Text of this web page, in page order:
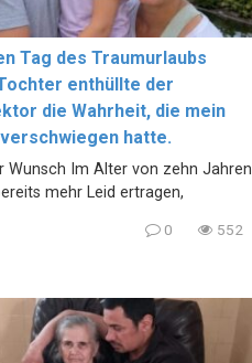
Tag des Traumurlaubs
enthüllte der
die Wahrheit, die mein
hatte.
Wunsch Im Alter von zehn Jahren
mehr Leid ertragen,
0 552